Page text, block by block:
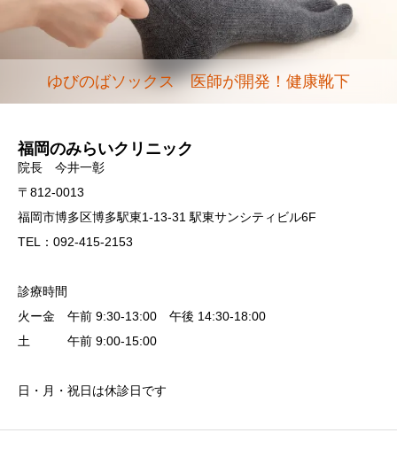
ゆびのばソックス 医師が開発！健康靴下
福岡のみらいクリニック
院長 今井一彰
〒812-0013
福岡市博多区博多駅東1-13-31 駅東サンシティビル6F
TEL：092-415-2153
診療時間
火ー金 午前 9:30-13:00 午後 14:30-18:00
土 午前 9:00-15:00
日・月・祝日は休診日です